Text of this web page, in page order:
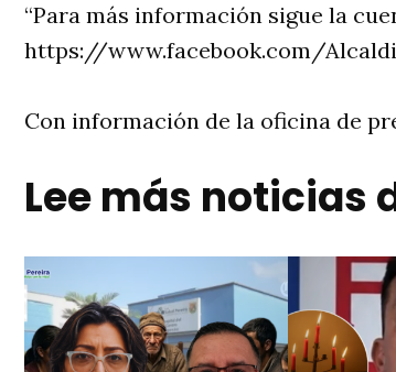
“Para más información sigue la
https://www.facebook.com/
Con información de la oficina de
Lee más noticias